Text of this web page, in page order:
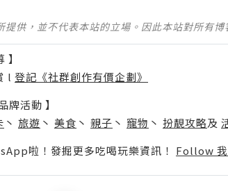
提供，並不代表本站的立場。因此本站對所有
l 登記《社群創作有價企劃》
牌活動 】
丶 旅遊 丶 美食 丶 親子 丶 寵物 丶 扮靚攻略及
啦！發掘更多吃喝玩樂資訊！ Follow